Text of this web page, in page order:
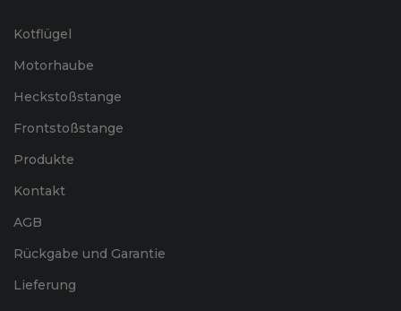
Kotflügel
Motorhaube
Heckstoßstange
Frontstoßstange
Produkte
Kontakt
AGB
Rückgabe und Garantie
Lieferung